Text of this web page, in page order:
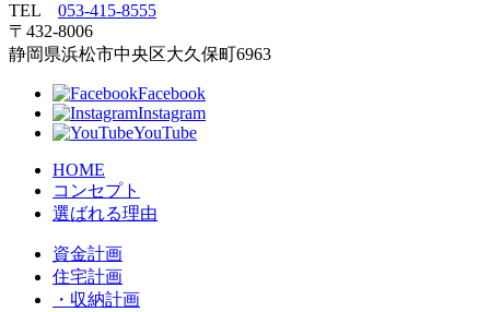
TEL 053‐415‐8555
〒432‐8006
静岡県浜松市中央区大久保町6963
Facebook
Instagram
YouTube
HOME
コンセプト
選ばれる理由
資金計画
住宅計画
・収納計画